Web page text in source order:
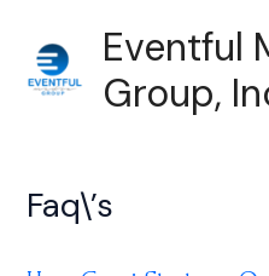
content
Eventful
Group,
Faq\’s